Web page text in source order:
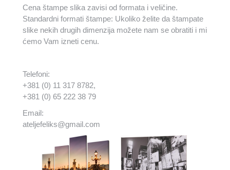
Cena štampe slika zavisi od formata i veličine.
Standardni formati štampe: Ukoliko želite da štampate
slike nekih drugih dimenzija možete nam se obratiti i mi
ćemo Vam izneti cenu.
Telefoni:
+381 (0) 11 317 8782,
+381 (0) 65 222 38 79
Email:
ateljefeliks@gmail.com